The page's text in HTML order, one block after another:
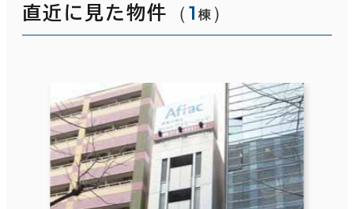
直近に見た物件 （1 棟 ）